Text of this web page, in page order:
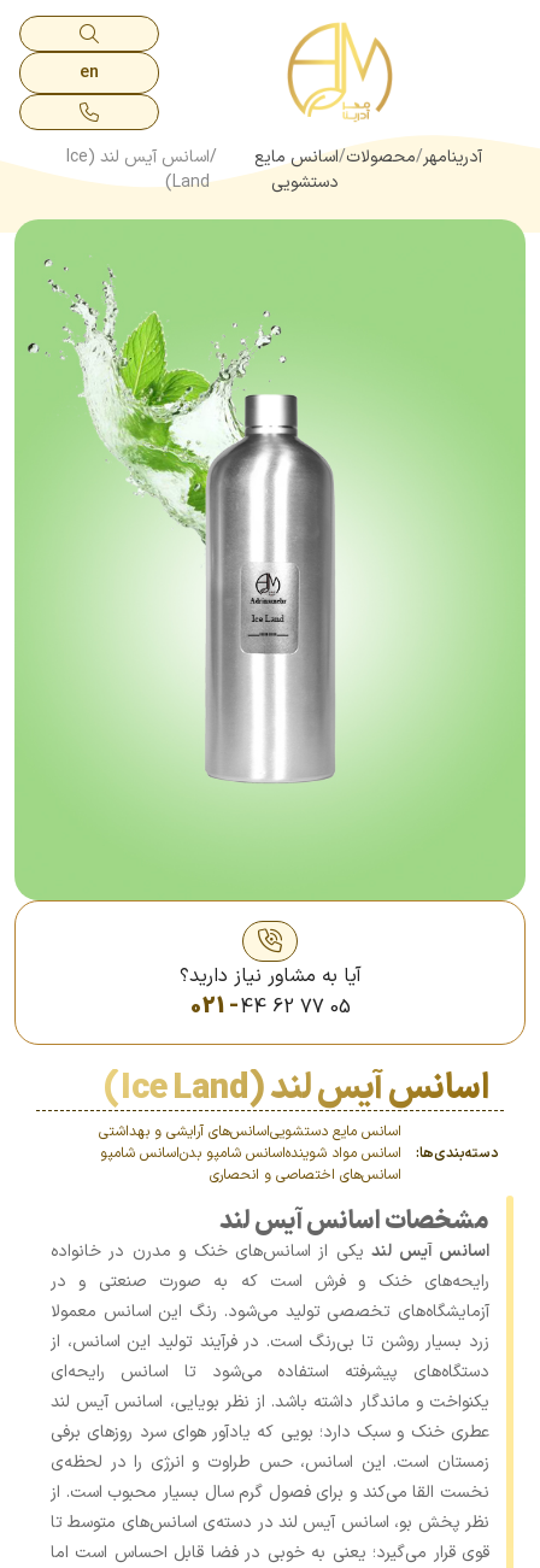
en
آدرینامهر محصولات اسانس مایع
دستشویی
اسانس آیس لند (Ice
Land)
آیا به مشاور نیاز دارید؟
021 -44 62 77 05
اسانس آیس لند (Ice Land)
دسته‌بندی‌ها:
اسانس مایع دستشوییاسانس‌های آرایشی و بهداشتی
اسانس مواد شویندهاسانس شامپو بدناسانس شامپو
اسانس‌های اختصاصی و انحصاری
مشخصات اسانس آیس لند
اسانس آیس لندیکی از اسانس‌های خنک و مدرن در خانواده
رایحه‌های خنک و فرش است که به ‌صورت صنعتی و در
آزمایشگاه‌های تخصصی تولید می‌شود. رنگ این اسانس معمولا
زرد بسیار روشن تا بی‌رنگ است. در فرآیند تولید این اسانس، از
دستگاه‌های پیشرفته استفاده می‌شود تا اسانس رایحه‌ای
یکنواخت و ماندگار داشته باشد. از نظر بویایی، اسانس آیس لند
عطری خنک و سبک دارد؛ بویی که یادآور هوای سرد روزهای برفی
زمستان است. این اسانس، حس طراوت و انرژی را در لحظه‌ی
نخست القا می‌کند و برای فصول گرم سال بسیار محبوب است. از
نظر پخش بو، اسانس آیس لند در دسته‌ی اسانس‌های متوسط تا
قوی قرار می‌گیرد؛ یعنی به ‌خوبی در فضا قابل احساس است اما